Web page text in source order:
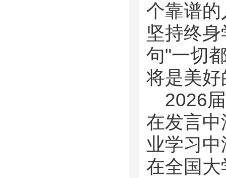
个靠谱
坚持终
句"一切
将是美
2026
在发言
业学习
在全国